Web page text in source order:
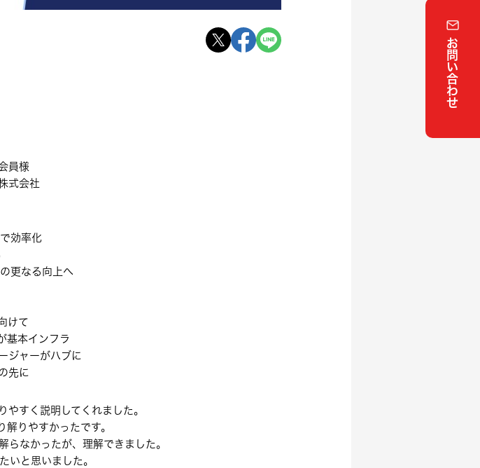
お問い合わせ
員様
式会社
効率化
更なる向上へ
けて
基本インフラ
ャーがハブに
先に
やすく説明してくれました。
解りやすかったです。
らなかったが、理解できました。
いと思いました。